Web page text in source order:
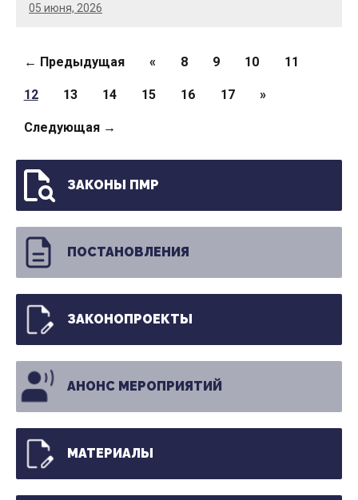
05 июня, 2026
Страницы
← Предыдущая « 8 9 10 11
12 13 14 15 16 17 »
Следующая →
ЗАКОНЫ ПМР
ПОСТАНОВЛЕНИЯ
ЗАКОНОПРОЕКТЫ
АНОНС МЕРОПРИЯТИЙ
МАТЕРИАЛЫ